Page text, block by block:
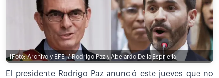
[Foto: Archivo y EFE] / Rodrigo Paz y Abelardo De la Espriella
El presidente Rodrigo Paz anunció este jueves que no